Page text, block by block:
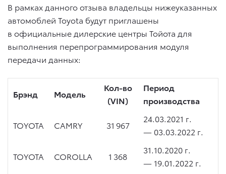
В рамках данного отзыва владельцы нижеуказанных
автомоблей Toyota будут приглашены
в официальные дилерские центры Тойота для
выполнения перепрограммирования модуля
передачи данных:
Брэнд Модель
Кол-во
(VIN)
Период
производства
TOYOTA CAMRY 31 967
24.03.2021 г.
— 03.03.2022 г.
TOYOTA COROLLA 1 368
31.10.2020 г.
— 19.01.2022 г.